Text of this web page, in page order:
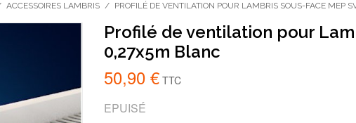
ACCESSOIRES LAMBRIS / PROFILÉ DE VENTILATION POUR LAMBRIS SOUS-FACE MEP
Profilé de ventilation pour
0,27x5m Blanc
50,90 € TTC
EPUISÉ